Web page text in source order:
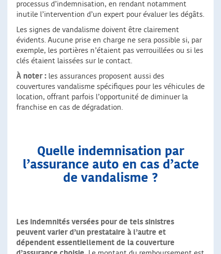
processus d’indemnisation, en rendant notamment
inutile l’intervention d’un expert pour évaluer les dégâts.
Les signes de vandalisme doivent être clairement
évidents. Aucune prise en charge ne sera possible si, par
exemple, les portières n’étaient pas verrouillées ou si les
clés étaient laissées sur le contact.
À noter : les assurances proposent aussi des
couvertures vandalisme spécifiques pour les véhicules de
location, offrant parfois l’opportunité de diminuer la
franchise en cas de dégradation.
Quelle indemnisation par
l’assurance auto en cas d’acte
de vandalisme ?
Les indemnités versées pour de tels sinistres
peuvent varier d’un prestataire à l’autre et
dépendent essentiellement de la couverture